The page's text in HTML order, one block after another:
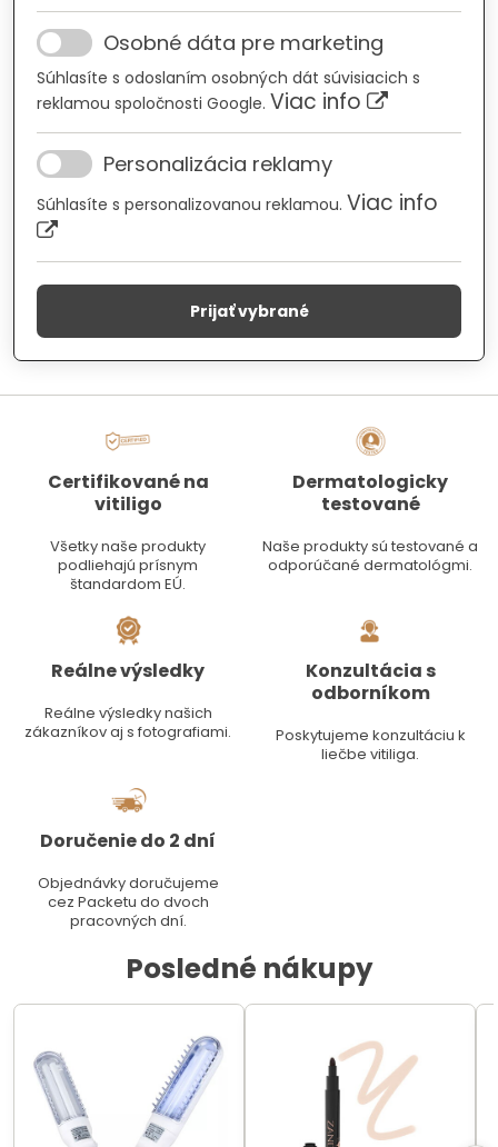
Osobné dáta pre marketing
Súhlasíte s odoslaním osobných dát súvisiacich s
reklamou spoločnosti Google. Viac info
Personalizácia reklamy
Súhlasíte s personalizovanou reklamou. Viac info
Prijať vybrané
Certifikované na
vitiligo
Všetky naše produkty
podliehajú prísnym
štandardom EÚ.
Dermatologicky
testované
Naše produkty sú testované a
odporúčané dermatológmi.
Reálne výsledky
Reálne výsledky našich
zákazníkov aj s fotografiami.
Konzultácia s
odborníkom
Poskytujeme konzultáciu k
liečbe vitiliga.
Doručenie do 2 dní
Objednávky doručujeme
cez Packetu do dvoch
pracovných dní.
Posledné nákupy